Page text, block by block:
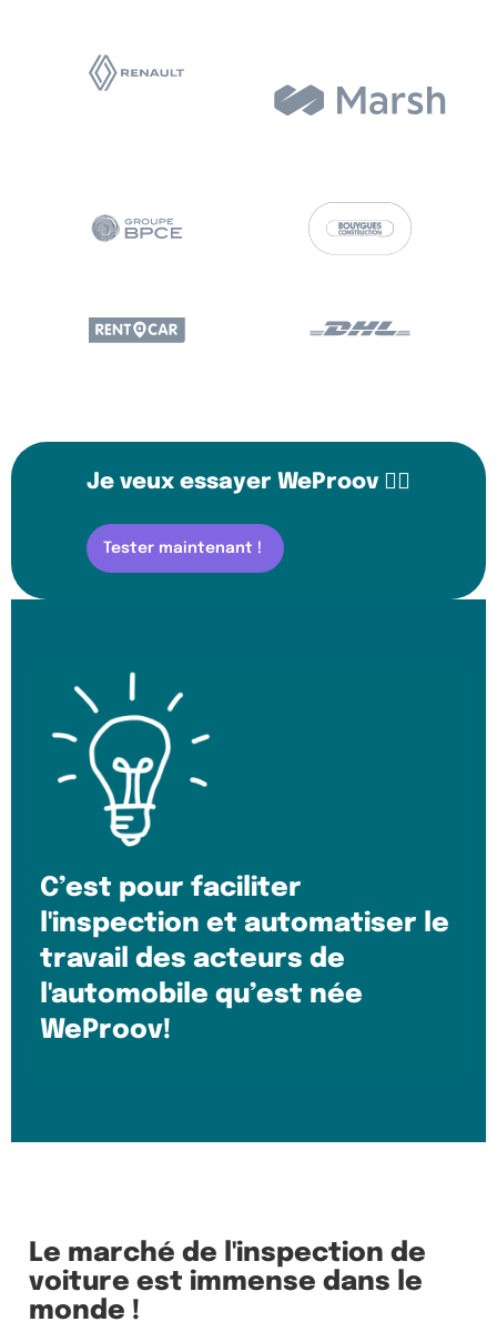
Je veux essayer WeProov 👉🏼
Tester maintenant !
C’est pour faciliter
l'inspection et automatiser le
travail des acteurs de
l'automobile qu’est née
WeProov!
Le marché de l'inspection de
voiture est immense dans le
monde !